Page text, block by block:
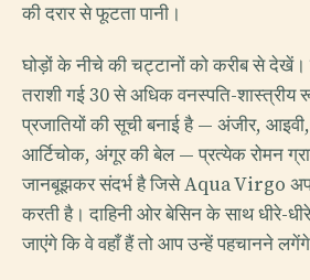
की दरार से फूटता पानी।
घोड़ों के नीचे की चट्टानों को करीब से
तराशी गई 30 से अधिक वनस्पति-शास्त्रीय
प्रजातियों की सूची बनाई है — अंजीर,
आर्टिचोक, अंगूर की बेल — प्रत्येक रोमन
जानबूझकर संदर्भ है जिसे Aqua Virgo अपने
करती है। दाहिनी ओर बेसिन के साथ धीरे-
जाएंगे कि वे वहाँ हैं तो आप उन्हें पहचानने